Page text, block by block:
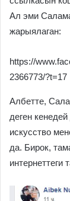
Ал эми
жарыялаган:
https://
2366773/?t=17
Албетте,
деген
искусство
да. Бирок,
интернеттеги